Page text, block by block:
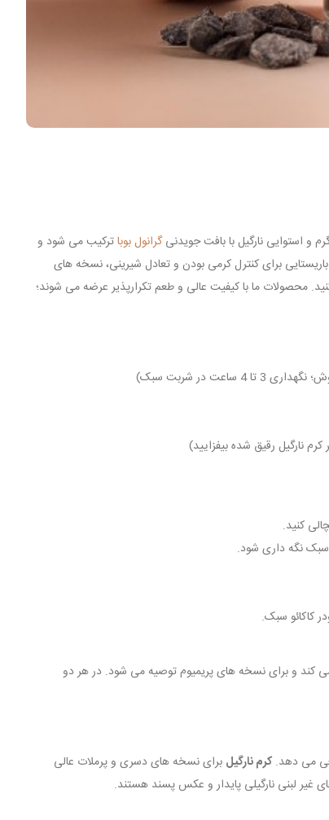
و استوایی نارگیل با بافت جویدنیگرانول بوباترکیب می شود و
برای کنترل کرمی بودن و تعادل شیرینی، نسخه های
محصولات ما با کیفیت عالی و طعم تکرارپذیر عرضه می شوند؛
کاکائو سبک.
کند و برای نسخه های پریمیوم توصیه می شود. در هر دو
می دهد. کرم نارگیل برای نسخه های دسری و پرملات عالی
غیر لبنی نارگیلی پایدار و عکس پسند هستند.